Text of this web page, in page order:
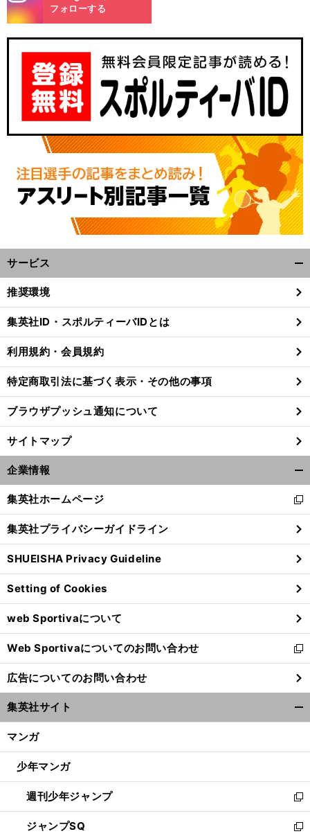
m
フォローする
サービス
閉
る
推奨環境
集英社ID・スポルティーバIDとは
利用規約・会員規約
特定商取引法に基づく表示・その他の事項
ブラウザプッシュ通知について
サイトマップ
企業情報
閉
る
集英社ホームページ
新
し
い
ウ
ィ
ン
ド
ウ
で
開
く
集英社プライバシーガイドライン
SHUEISHA Privacy Guideline
Setting of Cookies
web Sportivaについて
Web Sportivaについてのお問い合わせ
新
し
い
ウ
ィ
ン
ウ
開
く
広告についてのお問い合わせ
集英社サイト
マンガ
少年マンガ
週刊少年ジャンプ
新
し
い
ジャンプSQ
新